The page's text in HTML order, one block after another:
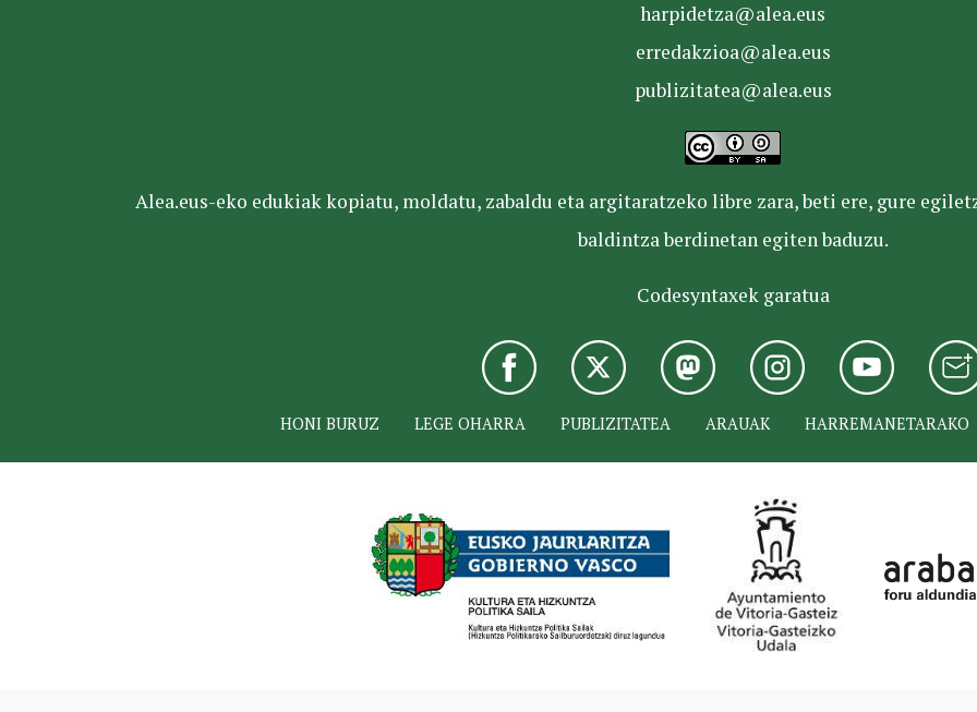
harpidetza@alea.eus
erredakzioa@alea.eus
publizitatea@alea.eus
Alea.eus-eko edukiak kopiatu, moldatu, zabaldu eta argitaratzeko libre zara, beti ere, gure
baldintza berdinetan egiten baduzu.
Codesyntaxek garatua
HONI BURUZ LEGE OHARRA PUBLIZITATEA ARAUAK HARREMANETARAKO